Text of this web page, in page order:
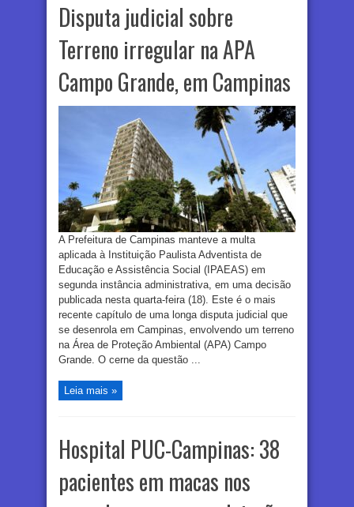
Disputa judicial sobre
Terreno irregular na APA
Campo Grande, em Campinas
A Prefeitura de Campinas manteve a multa
aplicada à Instituição Paulista Adventista de
Educação e Assistência Social (IPAEAS) em
segunda instância administrativa, em uma decisão
publicada nesta quarta-feira (18). Este é o mais
recente capítulo de uma longa disputa judicial que
se desenrola em Campinas, envolvendo um terreno
na Área de Proteção Ambiental (APA) Campo
Grande. O cerne da questão ...
Leia mais »
Hospital PUC-Campinas: 38
pacientes em macas nos